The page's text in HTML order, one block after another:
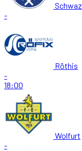
Schwaz
-
Röthis
-
18:00
Wolfurt
-